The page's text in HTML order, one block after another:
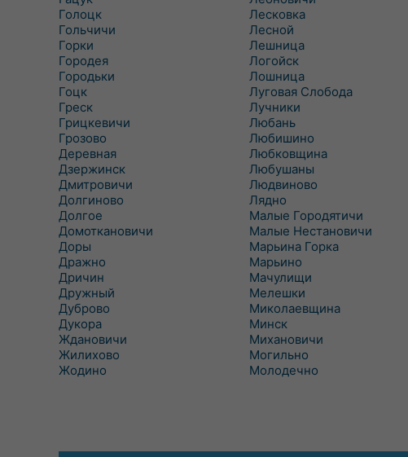
Голоцк
Гольчичи
Горки
Городея
Городьки
Гоцк
Греск
Грицкевичи
Грозово
Деревная
Дзержинск
Дмитровичи
Долгиново
Долгое
Домоткановичи
Доры
Дражно
Дричин
Дружный
Дуброво
Дукора
Ждановичи
Жилихово
Жодино
Лесковка
Лесной
Лешница
Логойск
Лошница
Луговая Слобода
Лучники
Любань
Любишино
Любковщина
Любушаны
Людвиново
Лядно
Малые Городятичи
Малые Нестановичи
Марьина Горка
Марьино
Мачулищи
Мелешки
Миколаевщина
Минск
Михановичи
Могильно
Молодечно